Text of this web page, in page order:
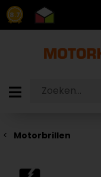
8.7
Motorbrillen